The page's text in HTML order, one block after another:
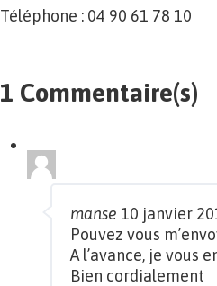
Téléphone : 04 90 61 78 10
1 Commentaire(s)
manse 10 janvier
Pouvez vous
A l’avance, je vous
Bien cordialement